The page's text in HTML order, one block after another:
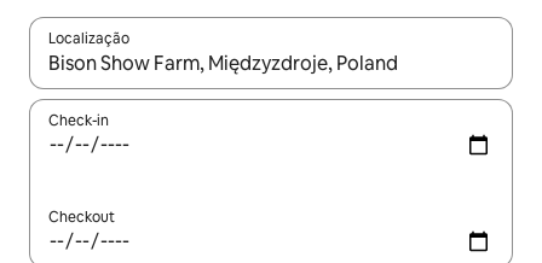
Localização
Quando os resultados estiverem disponíveis, explore-os
Check-in
Checkout